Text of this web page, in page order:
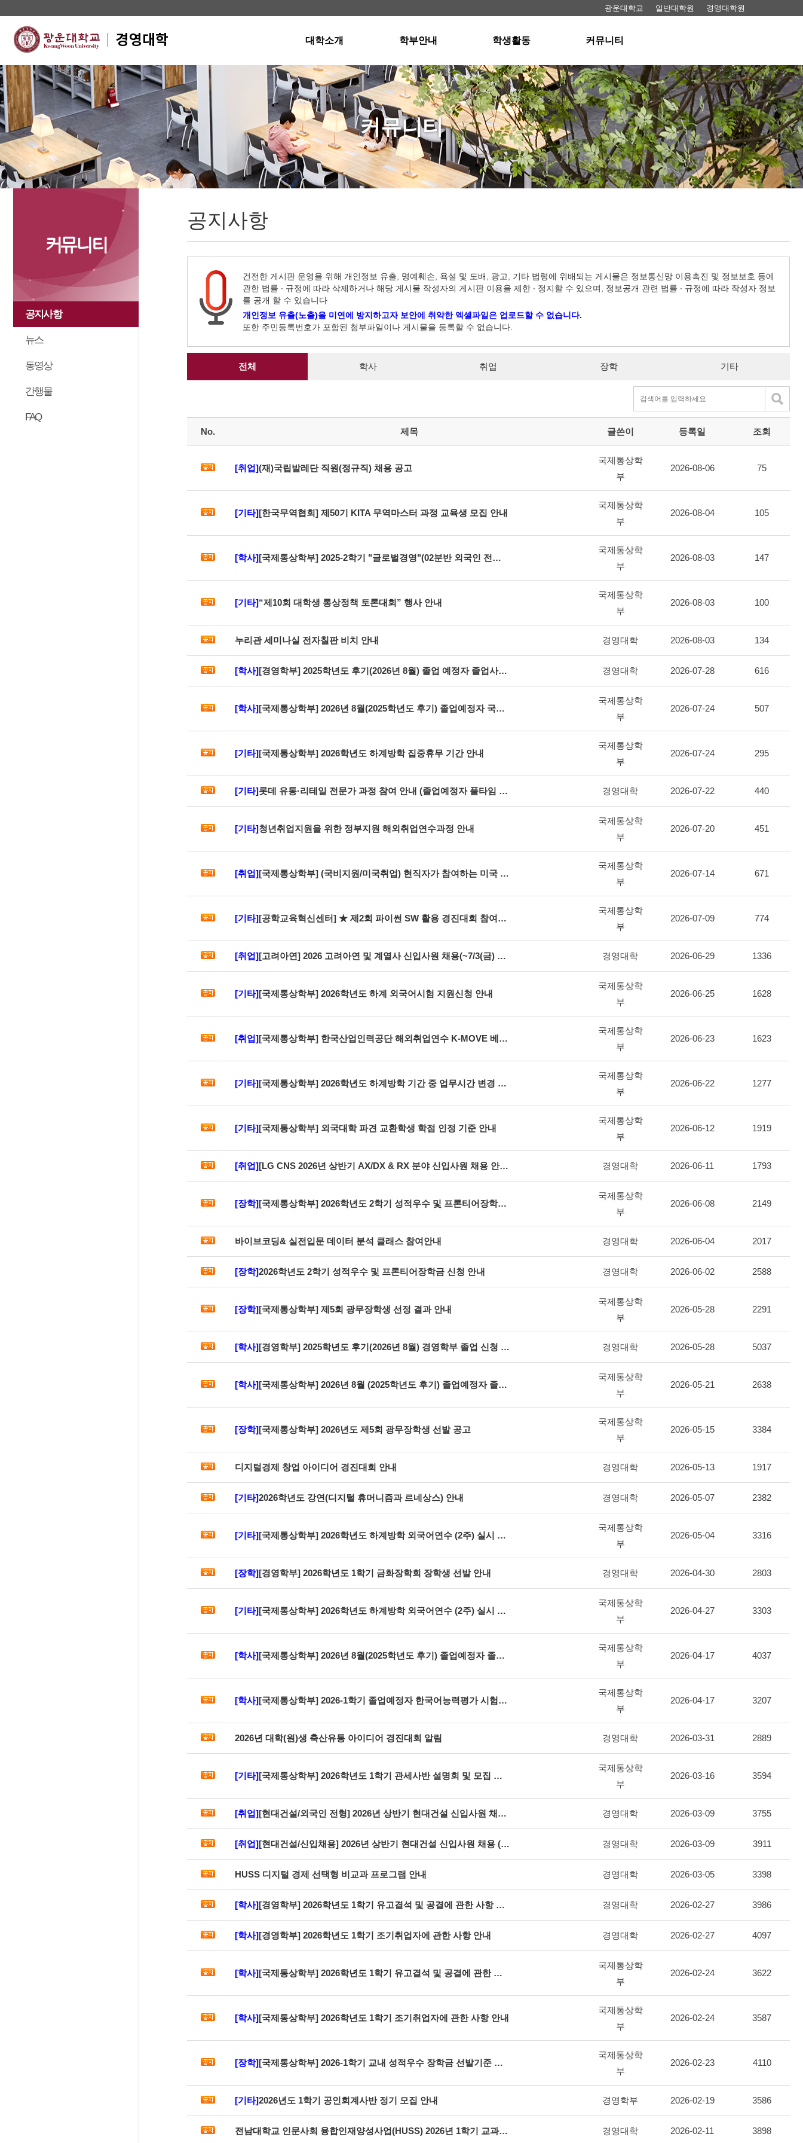
경영대학원
일반대학원
광운대학교
대학소개
학장인사말
교육이념
연혁 · 현황
교수진
행정부서
오시는길
학부안내
경영학부소개
국제통상학부소개
입학안내
교과과정
졸업요건
장학제도
외국어프로그램
학생활동
스터디그룹
스터디그룹 자료실
공인회계사반
공인회계사반 자료실
강의실 및 세미나실 대여
커뮤니티
공지사항
뉴스
동영상
FAQ
커뮤니티
커뮤니티
공지사항
뉴스
동영상
간행물
FAQ
공지사항
건전한 게시판 운영을 위해 개인정보 유출, 명예훼손, 욕설 및 도배, 광고, 기타 법령에 위배되는 게시물은 정보통신망 이용촉진 및 정보보호 등에
관한 법률 ∙ 규정에 따라 삭제하거나 해당 게시물 작성자의 게시판 이용을 제한 ∙ 정지할 수 있으며, 정보공개 관련 법률 ∙ 규정에 따라 작성자 정보
를 공개 할 수 있습니다
개인정보 유출(노출)을 미연에 방지하고자 보안에 취약한 엑셀파일은 업로드할 수 없습니다.
또한 주민등록번호가 포함된 첨부파일이나 게시물을 등록할 수 없습니다.
전체 학사 취업 장학 기타
No. 제목 글쓴이 등록일 조회
[취업](재)국립발레단 직원(정규직) 채용 공고
국제통상학
부
2026-08-06 75
[기타][한국무역협회] 제50기 KITA 무역마스터 과정 교육생 모집 안내
국제통상학
부
2026-08-04 105
[학사][국제통상학부] 2025-2학기 "글로벌경영"(02분반 외국인 전용반) 교과목 이수구분 오류 정정 안내
국제통상학
부
2026-08-03 147
[기타]“제10회 대학생 통상정책 토론대회” 행사 안내
국제통상학
부
2026-08-03 100
누리관 세미나실 전자칠판 비치 안내 경영대학 2026-08-03 134
[학사][경영학부] 2025학년도 후기(2026년 8월) 졸업 예정자 졸업사정 결과 경영대학 2026-07-28 616
[학사][국제통상학부] 2026년 8월(2025학년도 후기) 졸업예정자 국제통상학부 최종 졸업사정 결과
국제통상학
부
2026-07-24 507
[기타][국제통상학부] 2026학년도 하계방학 집중휴무 기간 안내
국제통상학
부
2026-07-24 295
[기타]롯데 유통·리테일 전문가 과정 참여 안내 (졸업예정자 풀타임 교육) 경영대학 2026-07-22 440
[기타]청년취업지원을 위한 정부지원 해외취업연수과정 안내
국제통상학
부
2026-07-20 451
[취업][국제통상학부] (국비지원/미국취업) 현직자가 참여하는 미국 인턴십 온라인 설명회 (~07.23 신청 마감)
국제통상학
부
2026-07-14 671
[기타][공학교육혁신센터] ★ 제2회 파이썬 SW 활용 경진대회 참여팀 모집
국제통상학
부
2026-07-09 774
[취업][고려아연] 2026 고려아연 및 계열사 신입사원 채용(~7/3(금) 23:59까지) 경영대학 2026-06-29 1336
[기타][국제통상학부] 2026학년도 하계 외국어시험 지원신청 안내
국제통상학
부
2026-06-25 1628
[취업][국제통상학부] 한국산업인력공단 해외취업연수 K-MOVE 베트남 과정 모집 안내
국제통상학
부
2026-06-23 1623
[기타][국제통상학부] 2026학년도 하계방학 기간 중 업무시간 변경 안내
국제통상학
부
2026-06-22 1277
[기타][국제통상학부] 외국대학 파견 교환학생 학점 인정 기준 안내
국제통상학
부
2026-06-12 1919
[취업][LG CNS 2026년 상반기 AX/DX & RX 분야 신입사원 채용 안내] 경영대학 2026-06-11 1793
[장학][국제통상학부] 2026학년도 2학기 성적우수 및 프론티어장학금 신청 안내
국제통상학
부
2026-06-08 2149
바이브코딩& 실전입문 데이터 분석 클래스 참여안내 경영대학 2026-06-04 2017
[장학]2026학년도 2학기 성적우수 및 프론티어장학금 신청 안내 경영대학 2026-06-02 2588
[장학][국제통상학부] 제5회 광무장학생 선정 결과 안내
국제통상학
부
2026-05-28 2291
[학사][경영학부] 2025학년도 후기(2026년 8월) 경영학부 졸업 신청 및 졸업종합시험(대체) 안내 경영대학 2026-05-28 5037
[학사][국제통상학부] 2026년 8월 (2025학년도 후기) 졸업예정자 졸업종합시험 결과(1차)
국제통상학
부
2026-05-21 2638
[장학][국제통상학부] 2026년도 제5회 광무장학생 선발 공고
국제통상학
부
2026-05-15 3384
디지털경제 창업 아이디어 경진대회 안내 경영대학 2026-05-13 1917
[기타]2026학년도 강연(디지털 휴머니즘과 르네상스) 안내 경영대학 2026-05-07 2382
[기타][국제통상학부] 2026학년도 하계방학 외국어연수 (2주) 실시 안내(추가 연장)
국제통상학
부
2026-05-04 3316
[장학][경영학부] 2026학년도 1학기 금화장학회 장학생 선발 안내 경영대학 2026-04-30 2803
[기타][국제통상학부] 2026학년도 하계방학 외국어연수 (2주) 실시 안내
국제통상학
부
2026-04-27 3303
[학사][국제통상학부] 2026년 8월(2025학년도 후기) 졸업예정자 졸업시험 및 대체 자격증 접수 안내
국제통상학
부
2026-04-17 4037
[학사][국제통상학부] 2026-1학기 졸업예정자 한국어능력평가 시험(1차) 신청 안내
국제통상학
부
2026-04-17 3207
2026년 대학(원)생 축산유통 아이디어 경진대회 알림 경영대학 2026-03-31 2889
[기타][국제통상학부] 2026학년도 1학기 관세사반 설명회 및 모집 안내
국제통상학
부
2026-03-16 3594
[취업][현대건설/외국인 전형] 2026년 상반기 현대건설 신입사원 채용 (~3/24(화)까지) 경영대학 2026-03-09 3755
[취업][현대건설/신입채용] 2026년 상반기 현대건설 신입사원 채용 (~3/24(화)까지) 경영대학 2026-03-09 3911
HUSS 디지털 경제 선택형 비교과 프로그램 안내 경영대학 2026-03-05 3398
[학사][경영학부] 2026학년도 1학기 유고결석 및 공결에 관한 사항 안내 경영대학 2026-02-27 3986
[학사][경영학부] 2026학년도 1학기 조기취업자에 관한 사항 안내 경영대학 2026-02-27 4097
[학사][국제통상학부] 2026학년도 1학기 유고결석 및 공결에 관한 사항 안내
국제통상학
부
2026-02-24 3622
[학사][국제통상학부] 2026학년도 1학기 조기취업자에 관한 사항 안내
국제통상학
부
2026-02-24 3587
[장학][국제통상학부] 2026-1학기 교내 성적우수 장학금 선발기준 변경 안내
국제통상학
부
2026-02-23 4110
[기타]2026년도 1학기 공인회계사반 정기 모집 안내 경영학부 2026-02-19 3586
전남대학교 인문사회 융합인재양성사업(HUSS) 2026년 1학기 교과목 개설.운영 안내 경영대학 2026-02-11 3898